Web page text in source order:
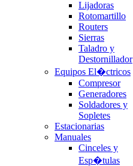
Lijadoras
Rotomartillo
Routers
Sierras
Taladro y
Destornillador
Equipos El�ctricos
Compresor
Generadores
Soldadores y
Sopletes
Estacionarias
Manuales
Cinceles y
Esp�tulas